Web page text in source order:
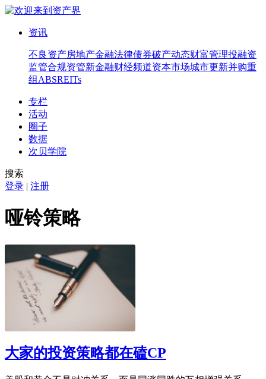
资讯
不良资产房地产金融法律债券破产动态财富管理投融资
监管合规资管新金融财经频道资本市场城市更新并购重
组 ABSREITs
专栏
活动
圈子
数据
次贝学院
搜索
登录 | 注册
哑铃策略
大家的投资策略都在磕CP